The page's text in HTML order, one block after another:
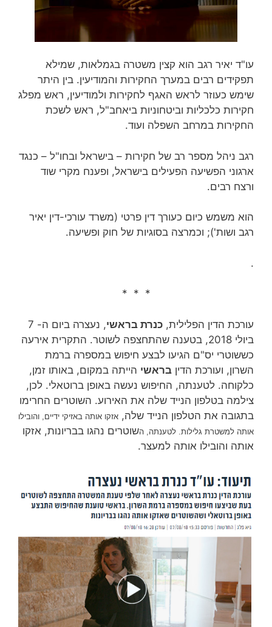
עו"ד יאיר רגב הוא קצין משטרה בגמלאות, שמילא
תפקידים רבים במערך החקירות והמודיעין. בין היתר
שימש כעוזר לראש האגף לחקירות ולמודיעין, ראש מפלג
חקירות כלכליות וביטחוניות ביאחב"ל, ראש לשכת
החקירות במרחב השפלה ועוד.
רגב ניהל מספר רב של חקירות – בישראל ובחו"ל – כנגד
ארגוני הפשיעה הפעילים בישראל, ופענח מקרי שוד
ורצח רבים.
הוא משמש כיום כעורך דין פרטי (משרד עורכי-דין‏ יאיר
רגב ושות'); וכמרצה בסוגיות של חוק ופשיעה.
.
* * *
עורכת הדין הפלילית, כנרת בראשי
, נעצרה ביום ה- 7
ביולי 2018, בטענה שהתחצפה לשוטר. התקרית אירעה
כששוטרי יס"ם הגיעו לבצע חיפוש במספרה ברמת
השרון, ועורכת הדין בראשי הייתה במקום, באותו זמן,
כלקוחה. לטענתה, החיפוש נעשה באופן ברוטאלי. לכן,
צילמה בטלפון הנייד שלה את האירוע. השוטרים החרימו
בתגובה את הטלפון הנייד שלה, אזקו אותה באזיקי ידיים, והובילו
אותה למשטרת גלילות. לטענתה, השוטרים נהגו בבריונות, אזקו
אותה והובילו אותה למעצר.